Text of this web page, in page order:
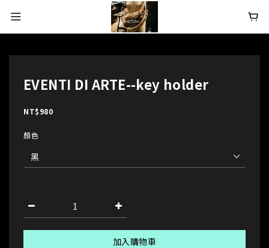
EVENTI DI ARTE--key holder
NT$980
顏色
加入購物車